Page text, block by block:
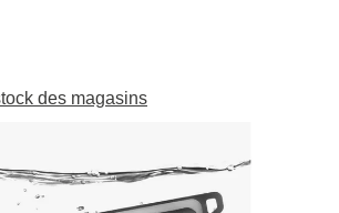
des magasins